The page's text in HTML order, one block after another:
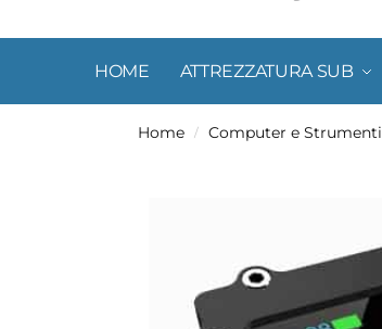
HOME ATTREZZATURA SUB
Home / Computer e Strumenti